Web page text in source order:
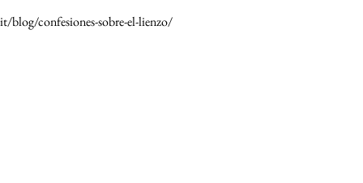
it/blog/confesiones-sobre-el-lienzo/